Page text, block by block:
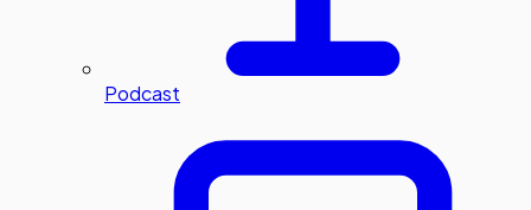
Podcast